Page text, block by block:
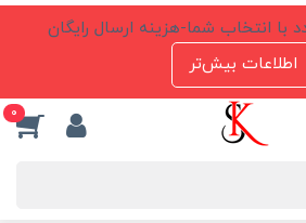
اطلاعات بیش‌تر
0